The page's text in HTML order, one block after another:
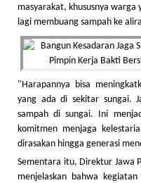
masyarakat, khususnya
lagi membuang sampah ke
"Harapannya bisa
yang ada di sekitar sungai.
sampah di sungai. Ini
komitmen menjaga
dirasakan hingga generasi
Sementara itu, Direktur Jawa
menjelaskan bahwa